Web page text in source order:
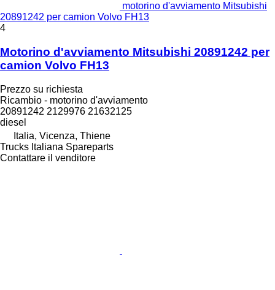
motorino d'avviamento Mitsubishi
20891242 per camion Volvo FH13
4
Motorino d'avviamento Mitsubishi 20891242 per
camion Volvo FH13
Prezzo su richiesta
Ricambio - motorino d'avviamento
20891242 2129976 21632125
diesel
Italia, Vicenza, Thiene
Trucks Italiana Spareparts
Contattare il venditore